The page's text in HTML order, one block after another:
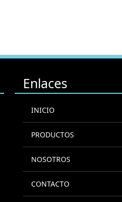
Enlaces
INICIO
PRODUCTOS
NOSOTROS
CONTACTO